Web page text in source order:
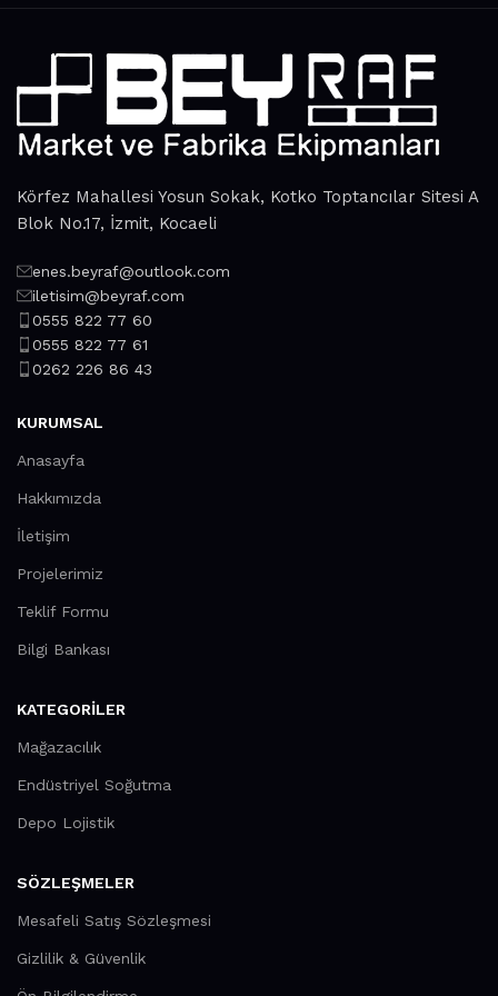
attractive appearance of the products, a long period of use
of the furniture, as well as safety.
Körfez Mahallesi Yosun Sokak, Kotko Toptancılar Sitesi A
Blok No.17, İzmit, Kocaeli
enes.beyraf@outlook.com
iletisim@beyraf.com
0555 822 77 60
0555 822 77 61
0262 226 86 43
KURUMSAL
Anasayfa
Hakkımızda
İletişim
Projelerimiz
Teklif Formu
Bilgi Bankası
KATEGORILER
Mağazacılık
Endüstriyel Soğutma
Depo Lojistik
SÖZLEŞMELER
Mesafeli Satış Sözleşmesi
Gizlilik & Güvenlik